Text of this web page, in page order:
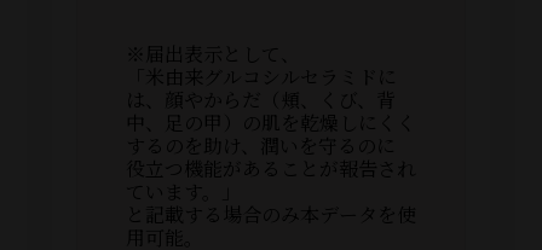
※届出表示として、
「米由来グルコシルセラミドに
は、顔やからだ（頬、くび、背
中、足の甲）の肌を乾燥しにくく
するのを助け、潤いを守るのに
役立つ機能があることが報告され
ています。」
と記載する場合のみ本データを使
用可能。